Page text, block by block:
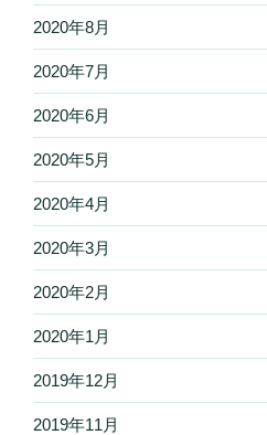
2020年8月
2020年7月
2020年6月
2020年5月
2020年4月
2020年3月
2020年2月
2020年1月
2019年12月
2019年11月